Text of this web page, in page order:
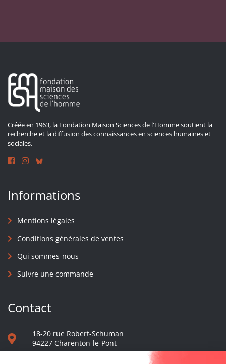
Créée en 1963, la Fondation Maison Sciences de l'Homme soutient la
recherche et la diffusion des connaissances en sciences humaines et
sociales.
Informations
Mentions légales
Conditions générales de ventes
Qui sommes-nous
Suivre une commande
Contact
18-20 rue Robert-Schuman
94227 Charenton-le-Pont